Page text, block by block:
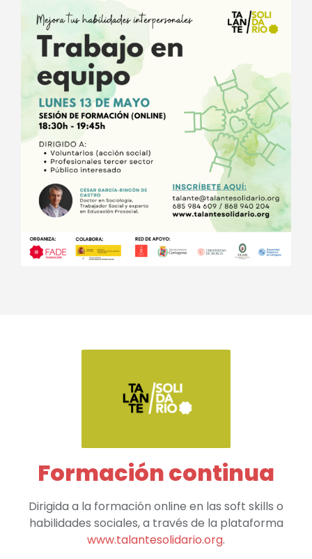
Formación continua
Dirigida a la formación online en las soft skills o
habilidades sociales, a través de la plataforma
www.talantesolidario.org.